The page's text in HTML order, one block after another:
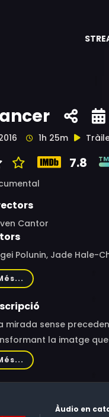
1h 25m
7.8
Cantor
Polunin, Jade Hale-
Zucchetti, Igor
mirada sense
la imatge
en el món de la
25 anys, i en el punt
de la fama. El seu
Àudio en